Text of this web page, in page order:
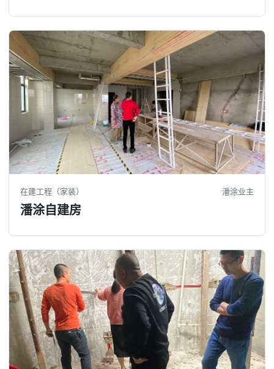
在建工程（家装） 潘涂业主
潘涂自建房